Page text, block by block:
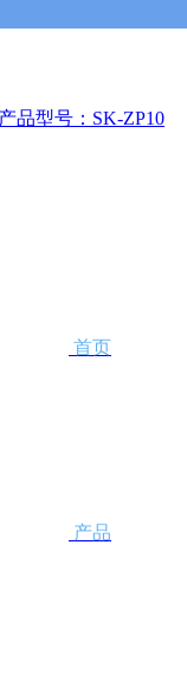
品型号：SK-ZP10
首页
产品